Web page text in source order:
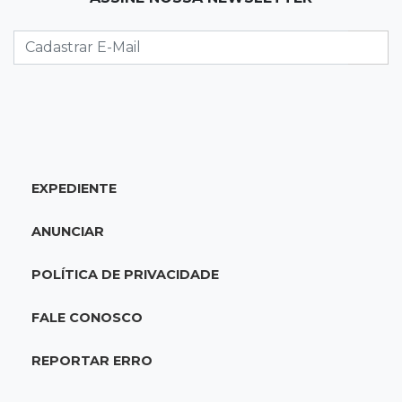
música, teatro e dança no Teatro Prosa
Da fivela de campeã ao sonho internacional:
alvo por R$ 100 milhões em contratos
12:26Clima
EXPEDIENTE
ANUNCIAR
POLÍTICA DE PRIVACIDADE
FALE CONOSCO
REPORTAR ERRO